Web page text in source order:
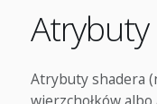
Atrybuty
Atrybuty shadera